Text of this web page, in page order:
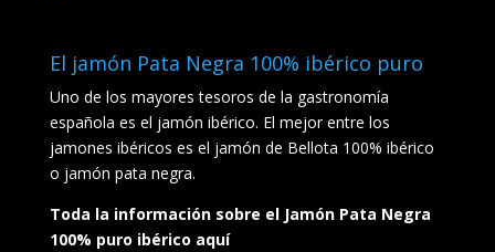
El jamón Pata Negra 100% ibérico puro
Uno de los mayores tesoros de la gastronomía
española es el jamón ibérico. El mejor entre los
jamones ibéricos es el jamón de Bellota 100% ibérico
o jamón pata negra.
Toda la información sobre el Jamón Pata Negra
100% puro ibérico aquí